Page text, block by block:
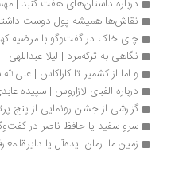
درباره داستان‌های هفت گنبد | مهسا
نقاش‌ها همیشه پول دوست داشته‌اند |
چای خاک در گفت‌وگو با مرضیه کهرانی
نگاهی به ترکه‌مرد | لیلا عبداللهی
و اما از کشمیر تا کاراکاس | علی‌الله سلیمی
درباره الفبای لازاروس | سپیده عابدی
گزارشی از جشن رونمایی از پنج پرتره
سرو سفید یا حافظ ناصر در گفت‌وگو با
زمین ما: رمان ایده‌آل یا دایرةالمعارفی |